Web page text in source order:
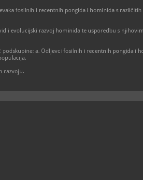
fosilnih i recentnih pongida i hominida s
i evolucijski razvoj hominida te usporedbu s
podskupine: a. Odljevci fosilnih i recentnih pongida i
razvoju.